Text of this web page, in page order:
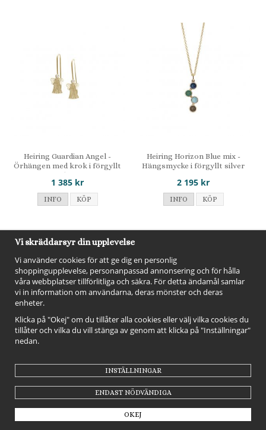
Heiring Guardian Angel -
Örhängen med krok i förgyllt
silver
1 385 kr
INFO KÖP
Heiring Horizon Blue mix -
Hängsmycke i förgyllt silver
2 195 kr
INFO KÖP
Heiring Horizon Blue mix - Ring
1 965 kr
INFO KÖP
Heiring Horizon Blue mix - Ring
1 965 kr
INFO KÖP
Vi skräddarsyr din upplevelse
Vi använder cookies för att ge dig en personlig
shoppingupplevelse, personanpassad annonsering och för hålla
våra webbplatser tillförlitliga och säkra. För detta ändamål samlar
vi in information om användarna, deras mönster och deras
enheter.
Klicka på "Okej" om du tillåter alla cookies eller välj vilka cookies du
tillåter och vilka du vill stänga av genom att klicka på "Inställningar"
nedan.
INSTÄLLNINGAR
ENDAST NÖDVÄNDIGA
OKEJ